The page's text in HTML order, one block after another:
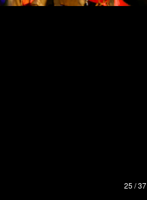
25 / 37